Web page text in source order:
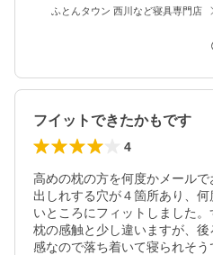
ふとんタウン 西川など寝具専門店
フイットできたかもです
4
高めの枕の方を何度かメールで
出しれする穴が４箇所あり、
いところにフィットしました
枕の感触と少し違いますが、
感なので落ち着いて寝られそ